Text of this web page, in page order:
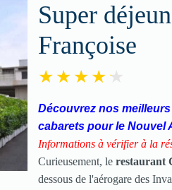
Super
Françoise
Découvrez nos
cabarets pour le Nouvel
Informations à vérifier à la
Curieusement, lerestaurant
dessous de l'aérogare des